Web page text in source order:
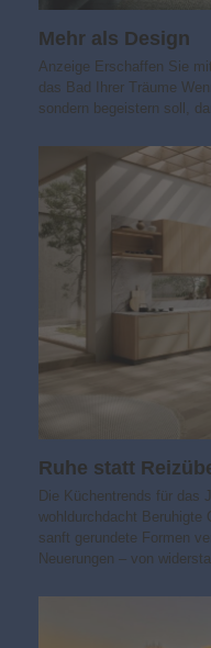
Mehr als Design
Anzeige Erschaffen Sie
das Bad Ihrer Träume
sondern begeistern soll,
Ruhe statt
Die Küchentrends für das
wohldurchdacht Beruhigte
sanft gerundete Formen
Neuerungen – von